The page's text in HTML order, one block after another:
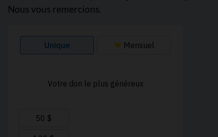
Nous vous remercions.